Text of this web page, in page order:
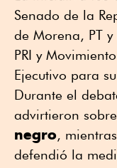
Senado de la
de Morena, PT
PRI y
Ejecutivo para
Durante el
advirtieron
negro,
defendió la